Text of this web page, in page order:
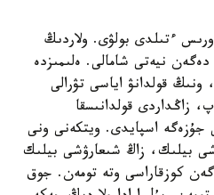
ءتىلدى بولۋى. ولاردىڭ
نيەتى شامالى. ەلىمىزدە
قولدانۋ اياسى تۋرالى
زاڭداردى قولدانىسقا
جۇزەگە اسپايدى. ويتكەنى ونى
بيلىك، زاڭ شىعارۋشى بيلىك
كوزقاراسى وتە تومەن. جوق